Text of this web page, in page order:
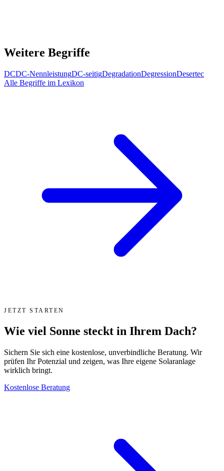
Weitere Begriffe
DCDC-NennleistungDC-seitigDegradationDegressionDesertec
Alle Begriffe im Lexikon
JETZT STARTEN
Wie viel Sonne steckt in Ihrem Dach?
Sichern Sie sich eine kostenlose, unverbindliche Beratung. Wir
prüfen Ihr Potenzial und zeigen, was Ihre eigene Solaranlage
wirklich bringt.
Kostenlose Beratung